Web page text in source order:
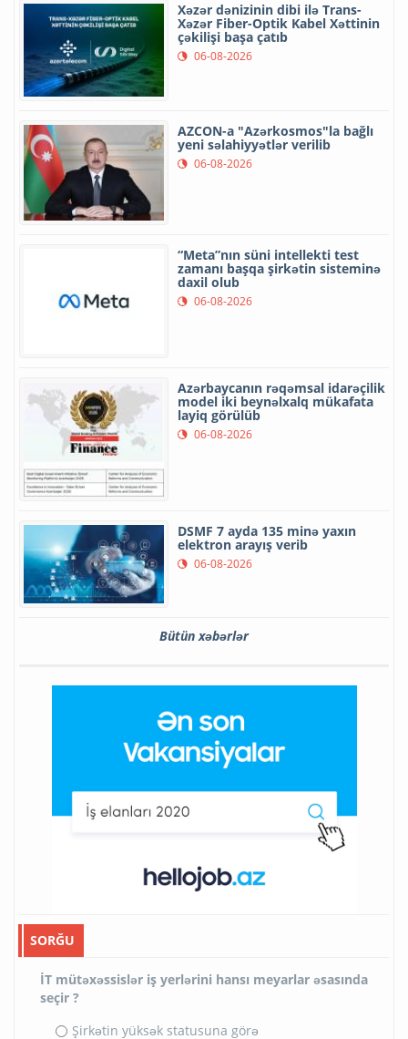
Xəzər dənizinin dibi ilə Trans-
Xəzər Fiber-Optik Kabel Xəttinin
çəkilişi başa çatıb
06-08-2026
AZCON-a "Azərkosmos"la bağlı
yeni səlahiyyətlər verilib
06-08-2026
“Meta”nın süni intellekti test
zamanı başqa şirkətin sisteminə
daxil olub
06-08-2026
Azərbaycanın rəqəmsal idarəçilik
model iki beynəlxalq mükafata
layiq görülüb
06-08-2026
DSMF 7 ayda 135 minə yaxın
elektron arayış verib
06-08-2026
Bütün xəbərlər
SORĞU
İT mütəxəssislər iş yerlərini hansı meyarlar əsasında
seçir ?
Şirkətin yüksək statusuna görə